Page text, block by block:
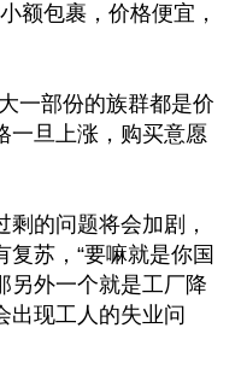
额包裹，价格便宜，
一部份的族群都是价
一旦上涨，购买意愿
的问题将会加剧，
苏，“要嘛就是你国
另外一个就是工厂降
出现工人的失业问